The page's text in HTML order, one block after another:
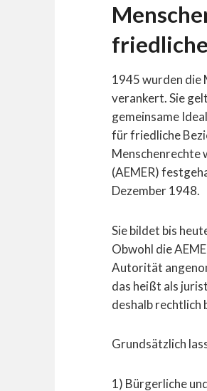
1945 wurden die
verankert. Sie
gemeinsame
für friedliche
Menschenrechte
(AEMER)
Dezember 1948.
Sie bildet bis
Obwohl die
Autorität
das heißt als
deshalb rechtlich
Grundsätzlich
1) Bürgerliche